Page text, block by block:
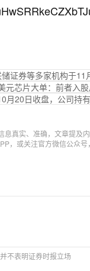
储证券等多家机构于
元芯片大单：前者入
月20日收盘，公司持
息真实、准确，文章提及
，或关注官方微信公众
不表明证券时报立场